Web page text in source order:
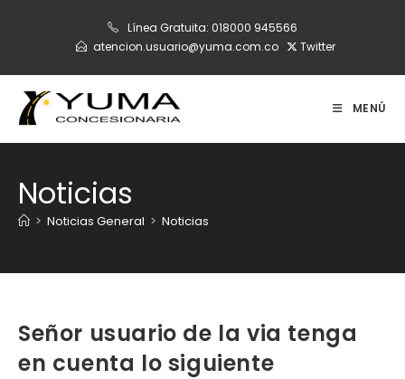
Línea Gratuita: 018000 945566
atencion.usuario@yuma.com.co
Twitter
MENÚ
Noticias
> Noticias General > Noticias
Señor usuario de la via tenga
en cuenta lo siguiente